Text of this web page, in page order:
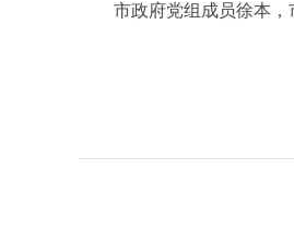
市政府党组成员徐本，市